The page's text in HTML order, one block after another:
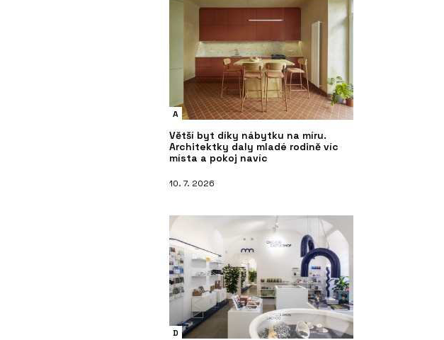
A
Větší byt díky nábytku na míru.
Architektky daly mladé rodině víc
místa a pokoj navíc
10. 7. 2026
D